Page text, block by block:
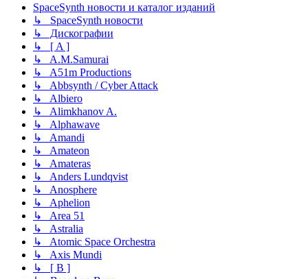
SpaceSynth новости и каталог изданий
↳ SpaceSynth новости
↳ Дискографии
↳ [ A ]
↳ A.M.Samurai
↳ A51m Productions
↳ Abbsynth / Cyber Attack
↳ Albiero
↳ Alimkhanov A.
↳ Alphawave
↳ Amandi
↳ Amateon
↳ Amateras
↳ Anders Lundqvist
↳ Anosphere
↳ Aphelion
↳ Area 51
↳ Astralia
↳ Atomic Space Orchestra
↳ Axis Mundi
↳ [ B ]